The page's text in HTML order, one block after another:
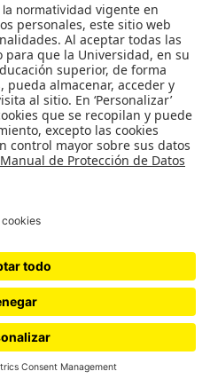
/ Plaza de la
La Ñapa 19 de febrero al
Proyectos Cada fruta